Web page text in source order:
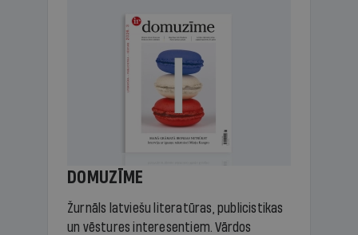
DOMUZĪME
Žurnāls latviešu literatūras, publicistikas
un vēstures interesentiem. Vārdos